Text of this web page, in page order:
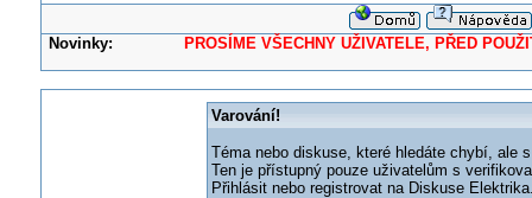
Novinky: PROSÍME VŠECHNY UŽIVATELE, PŘED
Varování!
Téma nebo diskuse, které hledáte chybí, ale
Ten je přístupný pouze uživatelům s
Přihlásit nebo registrovat na Diskuse